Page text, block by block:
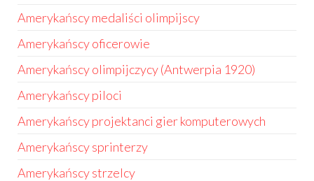
Amerykańscy medaliści olimpijscy
Amerykańscy oficerowie
Amerykańscy olimpijczycy (Antwerpia 1920)
Amerykańscy piloci
Amerykańscy projektanci gier komputerowych
Amerykańscy sprinterzy
Amerykańscy strzelcy